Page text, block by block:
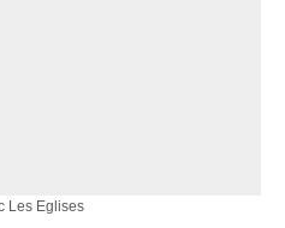
Les Eglises